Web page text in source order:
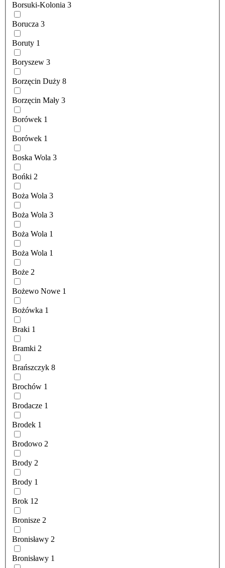
Borsuki-Kolonia 3
Borucza 3
Boruty 1
Boryszew 3
Borzęcin Duży 8
Borzęcin Mały 3
Borówek 1
Borówek 1
Boska Wola 3
Bońki 2
Boża Wola 3
Boża Wola 3
Boża Wola 1
Boża Wola 1
Boże 2
Bożewo Nowe 1
Bożówka 1
Braki 1
Bramki 2
Brańszczyk 8
Brochów 1
Brodacze 1
Brodek 1
Brodowo 2
Brody 2
Brody 1
Brok 12
Bronisze 2
Bronisławy 2
Bronisławy 1